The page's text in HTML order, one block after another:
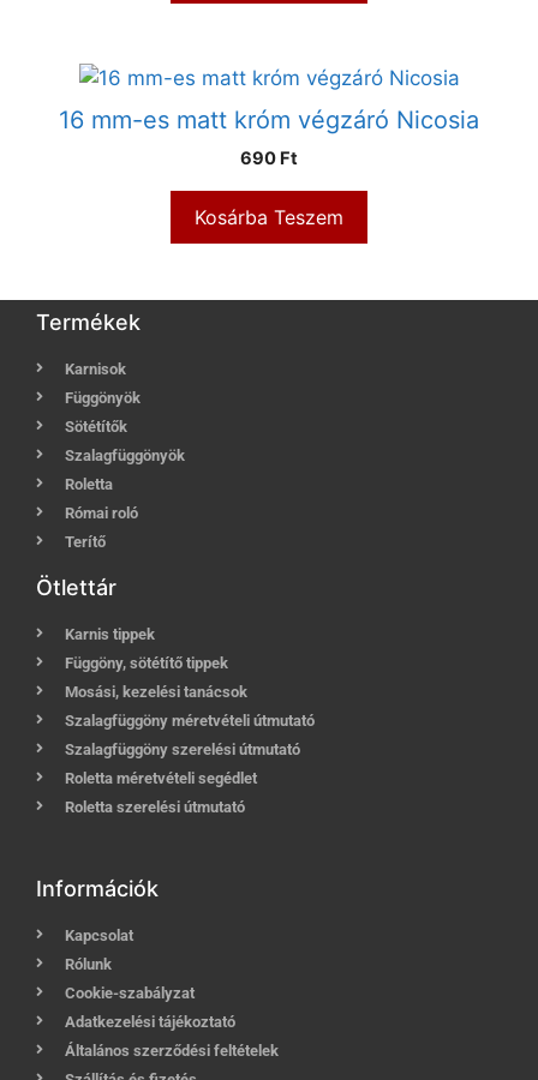
16 mm-es matt króm végzáró Nicosia
690 Ft
Kosárba Teszem
Termékek
Karnisok
Függönyök
Sötétítők
Szalagfüggönyök
Roletta
Római roló
Terítő
Ötlettár
Karnis tippek
Függöny, sötétítő tippek
Mosási, kezelési tanácsok
Szalagfüggöny méretvételi útmutató
Szalagfüggöny szerelési útmutató
Roletta méretvételi segédlet
Roletta szerelési útmutató
Információk
Kapcsolat
Rólunk
Cookie-szabályzat
Adatkezelési tájékoztató
Általános szerződési feltételek